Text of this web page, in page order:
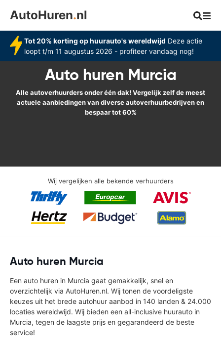
AutoHuren.nl
Tot 20% korting op huurauto's wereldwijd Deze actie
loopt t/m 11 augustus 2026 - profiteer vandaag nog!
Auto huren Murcia
Alle autoverhuurders onder één dak! Vergelijk zelf de meest
actuele aanbiedingen van diverse autoverhuurbedrijven en
bespaar tot 60%
Wij vergelijken alle bekende verhuurders
Auto huren Murcia
Een auto huren in Murcia gaat gemakkelijk, snel en
overzichtelijk via AutoHuren.nl. Wij tonen de voordeligste
keuzes uit het brede autohuur aanbod in 140 landen & 24.000
locaties wereldwijd. Wij bieden een all-inclusive huurauto in
Murcia, tegen de laagste prijs en gegarandeerd de beste
service!